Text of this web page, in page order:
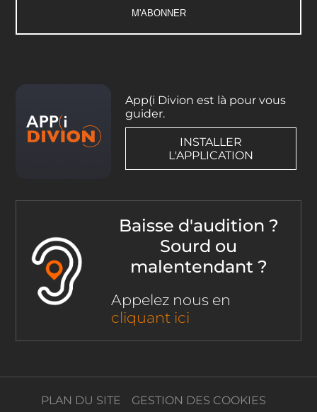
App(i Divion est là pour vous
guider.
INSTALLER
L'APPLICATION
Baisse d'audition ?
Sourd ou
malentendant ?
Appelez nous en
cliquant ici
PLAN DU SITE GESTION DES COOKIES